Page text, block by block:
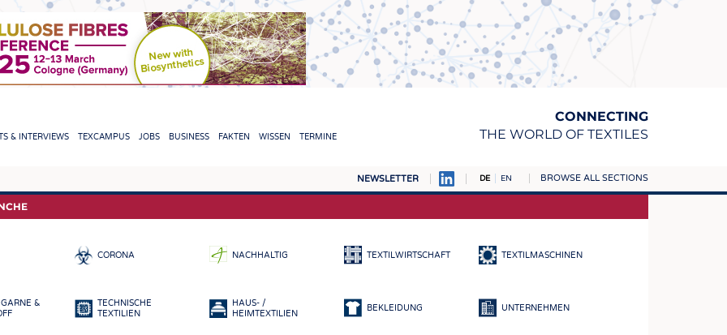
CONNECTING
THE WORLD OF TEXTILES
& INTERVIEWS TEXCAMPUS JOBS BUSINESS FAKTEN WISSEN TERMINE
NEWSLETTER DE EN BROWSE ALL SECTIONS
TEXTILE LEADERSHIP FASERN
GEWEBE
CORONA NACHHALTIG TEXTILWIRTSCHAFT TEXTILMASCHINEN
&
TECHNISCHE
TEXTILIEN
HAUS- /
HEIMTEXTILIEN
BEKLEIDUNG UNTERNEHMEN